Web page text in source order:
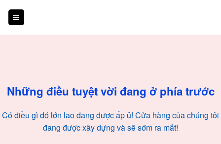
dungNhững điều tuyệt vời đang ở phía trước
Có điều gì đó lớn lao đang được ấp ủ! Cửa hàng của chúng tôi
đang được xây dựng và sẽ sớm ra mắt!